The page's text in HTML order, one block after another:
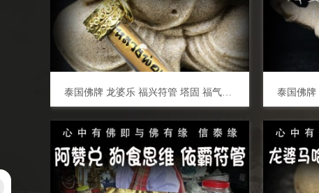
泰国佛牌 龙婆乐 福兴符管 塔固 福气祈福 财运生意 事业工作 创业投资 招财转运